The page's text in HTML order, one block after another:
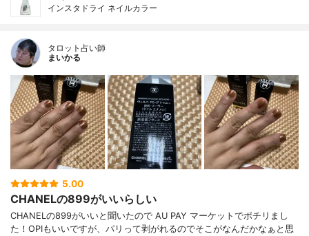
インスタドライ ネイルカラー
タロット占い師
まいかる
5.00
CHANELの899がいいらしい
CHANELの899がいいと聞いたので AU PAY マーケットでポチリまし
た！OPIもいいですが、パリって剥がれるのでそこがなんだかなぁと思